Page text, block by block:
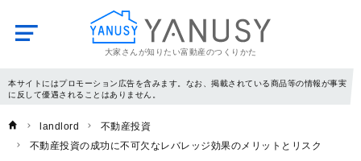
大家さんが知りたい富動産のつくりかた
YANUSY
本サイトにはプロモーション広告を含みます。なお、掲載されている商品等の情報が事実
に反して優遇されることはありません。
landlord
不動産投資
不動産投資の成功に不可欠なレバレッジ効果のメリットとリスク